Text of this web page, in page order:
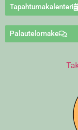
Tapahtumakalenteri
Palautelomake